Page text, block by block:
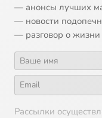
— анонсы лучших
— новости
— разговор о
Рассылки